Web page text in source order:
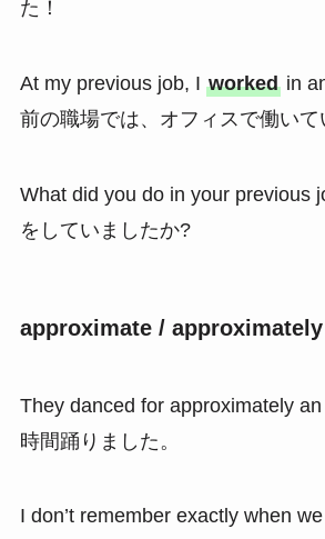
た！
At my previous job, I workedin
前の職場では、オフィスで働いて
What did you do in your previous
をしていましたか?
approximate / approximately
They danced for approximately
時間踊りました。
I don’t remember exactly when